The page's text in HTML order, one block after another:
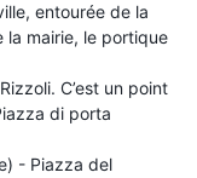
entourée de la
la mairie, le portique
C’est un point
di porta
- Piazza del